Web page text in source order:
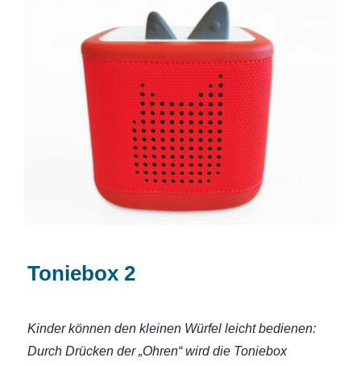
Toniebox 2
Toniebox 2
Kinder können den kleinen Würfel leicht bedienen:
Durch Drücken der „Ohren“ wird die Toniebox